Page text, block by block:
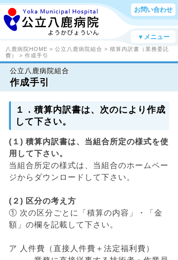
お問い合わせ
▼メニュー
八鹿病院HOME > 公立八鹿病院組合 > 積算内訳書（業務委託
費）
> 作成手引
公立八鹿病院組合
作成手引
１．積算内訳書は、次のにより作成
して下さい。
(１) 積算内訳書は、当組合所定の様式を使
用して下さい。
当組合所定の様式は、当組合のホームペー
ジからダウンロードして下さい。
(２) 区分の考え方
① 次の区分ごとに「積算の内容」・「金
額」の欄を記載して下さい。
ア 人件費（直接人件費＋法定福利費）